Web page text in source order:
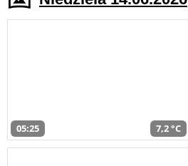
05:25 7,2 °C